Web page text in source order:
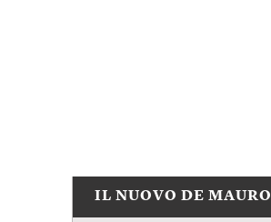
IL NUOVO DE MAURO